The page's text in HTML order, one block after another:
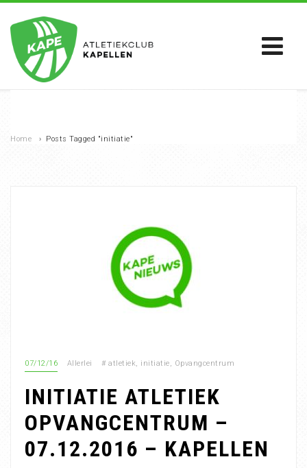
Home › Posts Tagged "initiatie"
07/12/16 Allerlei # atletiek, initiatie, Opvangcentrum
INITIATIE ATLETIEK
OPVANGCENTRUM –
07.12.2016 – KAPELLEN